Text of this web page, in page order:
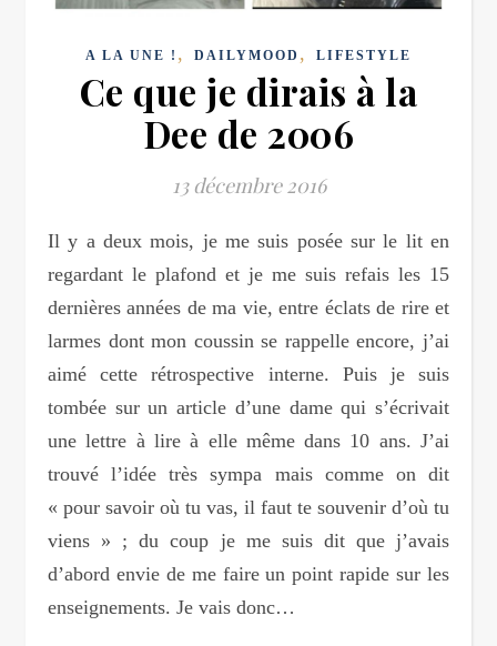
A LA UNE ! , DAILYMOOD , LIFESTYLE
Ce que je dirais à la
Dee de 2006
13 décembre 2016
Il y a deux mois, je me suis posée sur le lit en
regardant le plafond et je me suis refais les 15
dernières années de ma vie, entre éclats de rire et
larmes dont mon coussin se rappelle encore, j’ai
aimé cette rétrospective interne. Puis je suis
tombée sur un article d’une dame qui s’écrivait
une lettre à lire à elle même dans 10 ans. J’ai
trouvé l’idée très sympa mais comme on dit
« pour savoir où tu vas, il faut te souvenir d’où tu
viens » ; du coup je me suis dit que j’avais
d’abord envie de me faire un point rapide sur les
enseignements. Je vais donc…